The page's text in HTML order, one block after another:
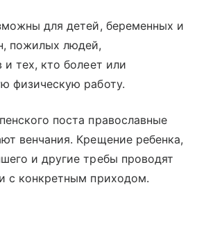
для детей, беременных и
пожилых людей,
и тех, кто болеет или
физическую работу.
поста православные
венчания. Крещение ребенка,
и другие требы проводят
с конкретным приходом.